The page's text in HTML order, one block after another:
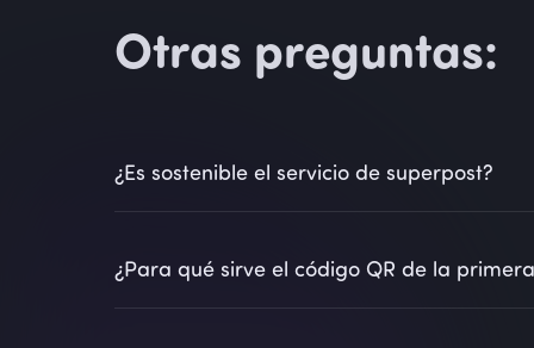
Otras preguntas:
¿Es sostenible el servicio de superpost?
(dúplex) en papel reciclable.
¿Para qué sirve el código QR de la